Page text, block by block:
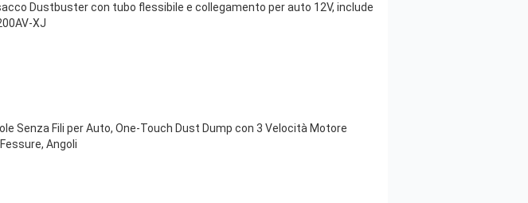
Dustbuster con tubo flessibile e collegamento per auto 12V, include
XJ
Senza Fili per Auto, One-Touch Dust Dump con 3 Velocità Motore
Angoli